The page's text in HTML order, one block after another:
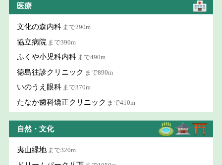
医療
文化の森内科 まで290m
協立病院 まで390m
ふくや小児科内科 まで490m
徳島往診クリニック まで890m
いのうえ眼科 まで370m
たなか歯科矯正クリニック まで410m
自然・文化
夷山緑地 まで320m